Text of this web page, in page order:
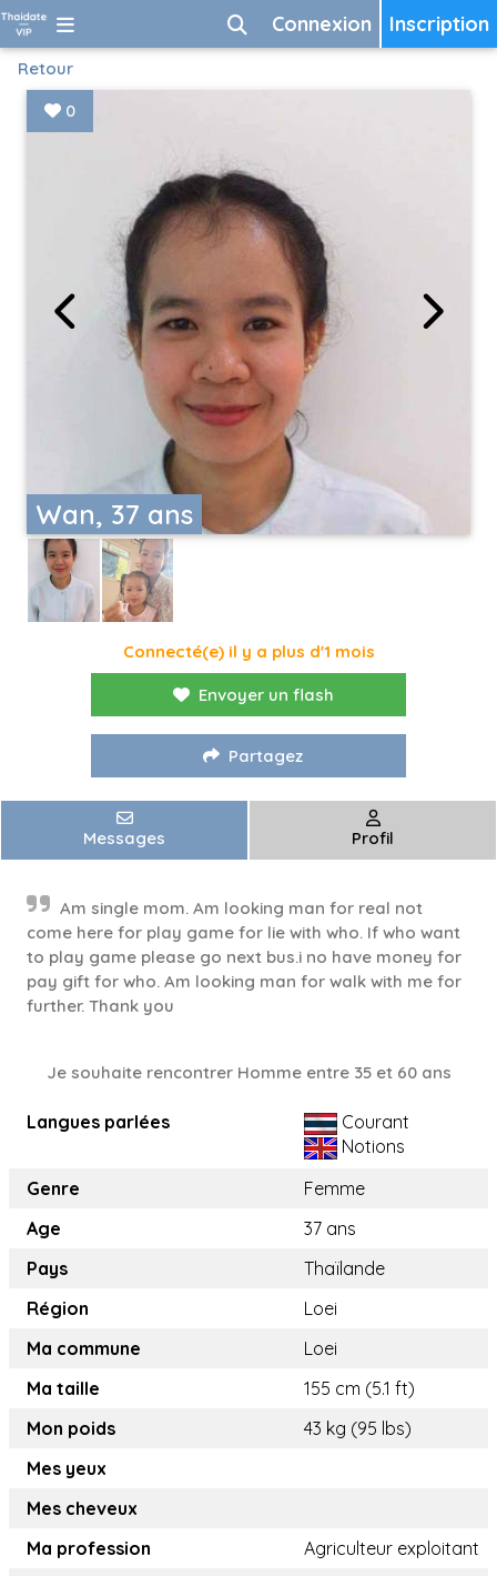
Inscription
Connexion
Retour
Wan, 37 ans
0
Connecté(e) il y a plus d'1 mois
Envoyer un flash
Partagez
Messages Profil
Am single mom. Am looking man for real not
come here for play game for lie with who. If who want
to play game please go next bus.i no have money for
pay gift for who. Am looking man for walk with me for
further. Thank you
Je souhaite rencontrer Homme entre 35 et 60 ans
Langues parlées
Courant
Notions
Genre
Femme
Age
37 ans
Pays
Thaïlande
Région
Loei
Ma commune
Loei
Ma taille
155 cm (5.1 ft)
Mon poids
43 kg (95 lbs)
Mes yeux
Mes cheveux
Ma profession
Agriculteur exploitant